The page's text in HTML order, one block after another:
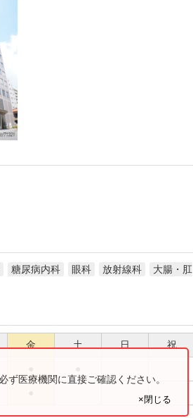
糖尿病内科 眼科 放射線科
大腸・肛
金 土 日 祝
医療機関に直接ご確認ください。
×閉じる